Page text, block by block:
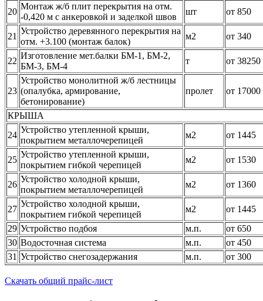
20
Монтаж ж/б плит перекрытия на отм.
-0,420 м с анкеровкой и заделкой швов
шт от 850
21
Устройство деревянного перекрытия на
отм. +3.100 (монтаж балок)
м2 от 340
22
Изготовление мет.балки БМ-1, БМ-2,
БМ-3, БМ-4
т от 38250
23
Устройство монолитной ж/б лестницы
(опалубка, армирование,
бетонирование)
пролет от 17000
КРЫША
24
Устройство утепленной крыши,
покрытием металлочерепицей
м2 от 1445
25
Устройство утепленной крыши,
покрытием гибкой черепицей
м2 от 1530
26
Устройство холодной крыши,
покрытием металлочерепицей
м2 от 1360
27
Устройство холодной крыши,
покрытием гибкой черепицей
м2
от 1445
29 Устройство подбоя м.п.
от 650
30 Водосточная система м.п.
от 450
31 Устройство снегозадержания м.п. от 300
Скачать общий прайс-лист